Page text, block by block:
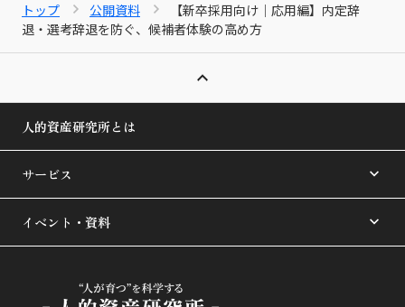
トップ 公開資料
【新卒採用向け｜応用編】内定辞
退・選考辞退を防ぐ、候補者体験の高め方
人的資産研究所とは
サービス
イベント・資料